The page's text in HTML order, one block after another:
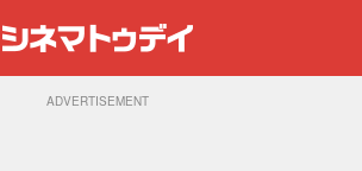
ADVERTISEMENT